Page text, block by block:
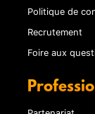
Politique de
Recrutement
Foire aux